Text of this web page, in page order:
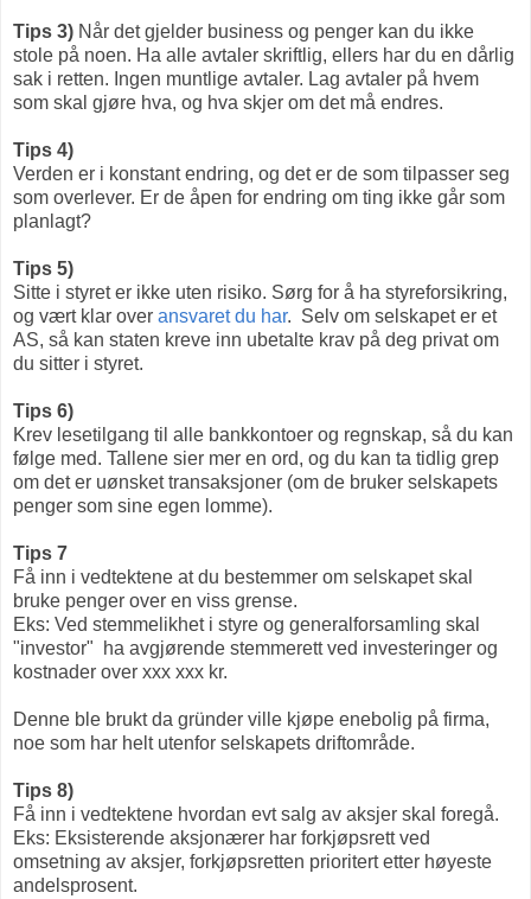
Tips 3) Når det gjelder business og penger kan du ikke
stole på noen. Ha alle avtaler skriftlig, ellers har du en dårlig
sak i retten. Ingen muntlige avtaler. Lag avtaler på hvem
som skal gjøre hva, og hva skjer om det må endres.
Tips 4)
Verden er i konstant endring, og det er de som tilpasser seg
som overlever. Er de åpen for endring om ting ikke går som
planlagt?
Tips 5)
Sitte i styret er ikke uten risiko. Sørg for å ha styreforsikring,
og vært klar over ansvaret du har. Selv om selskapet er et
AS, så kan staten kreve inn ubetalte krav på deg privat om
du sitter i styret.
Tips 6)
Krev lesetilgang til alle bankkontoer og regnskap, så du kan
følge med. Tallene sier mer en ord, og du kan ta tidlig grep
om det er uønsket transaksjoner (om de bruker selskapets
penger som sine egen lomme).
Tips 7
Få inn i vedtektene at du bestemmer om selskapet skal
bruke penger over en viss grense.
Eks: Ved stemmelikhet i styre og generalforsamling skal
"investor" ha avgjørende stemmerett ved investeringer og
kostnader over xxx xxx kr.
Denne ble brukt da gründer ville kjøpe enebolig på firma,
noe som har helt utenfor selskapets driftområde.
Tips 8)
Få inn i vedtektene hvordan evt salg av aksjer skal foregå.
Eks: Eksisterende aksjonærer har forkjøpsrett ved
omsetning av aksjer, forkjøpsretten prioritert etter høyeste
andelsprosent.